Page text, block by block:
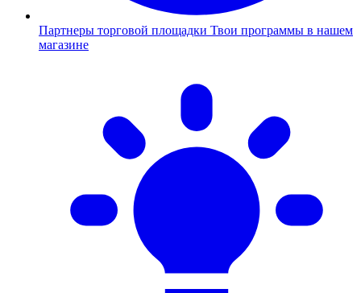
Партнеры торговой площадки Твои программы в нашем
магазине